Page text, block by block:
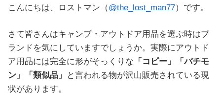
こんにちは、ロストマン（@the_lost_man77）です。
さて皆さんはキャンプ・アウトドア用品を選ぶ時はブ
ランドを気にしていますでしょうか。実際にアウトド
ア用品には完全に形がそっくりな 「コピー」「パチモ
ン」「類似品」
と言われる物が沢山販売されている現
状があります。